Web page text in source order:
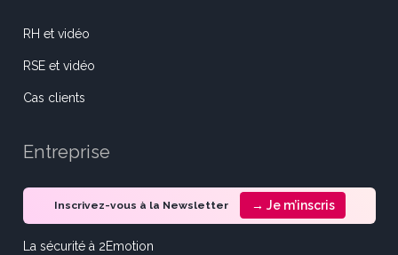
RH et vidéo
RSE et vidéo
Cas clients
Entreprise
Inscrivez-vous à la Newsletter → Je m’inscris
La sécurité à 2Emotion